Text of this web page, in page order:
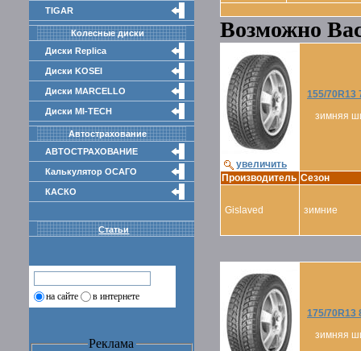
TIGAR
Колесные диски
Диски Replica
Диски KOSEI
Диски MARCELLO
Диски MI-TECH
Автострахование
АВТОСТРАХОВАНИЕ
Калькулятор ОСАГО
КАСКО
Статьи
на сайте в интернете
Реклама
Возможно
увеличить
155/70R13
зимняя
Производитель Сезон
Gislaved зимние
175/70R13
зимняя